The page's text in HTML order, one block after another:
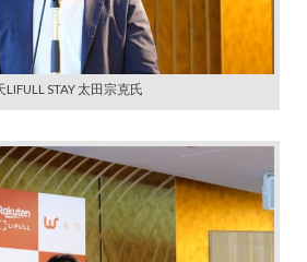
LIFULL STAY 太田宗克氏